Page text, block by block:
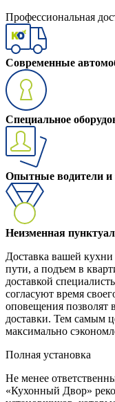
Профессиональная
Современные
Специальное
Опытные водители и
Неизменная
Доставка вашей
пути, а подъем в
доставкой
согласуют время
оповещения позволят
доставки. Тем самым
максимально
Полная установка
Не менее
«Кухонный Двор»